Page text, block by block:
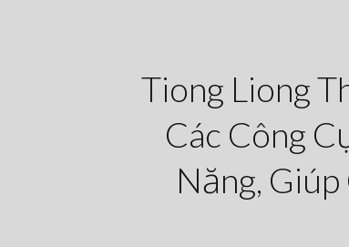
Tiong Liong
Các Công
Năng,